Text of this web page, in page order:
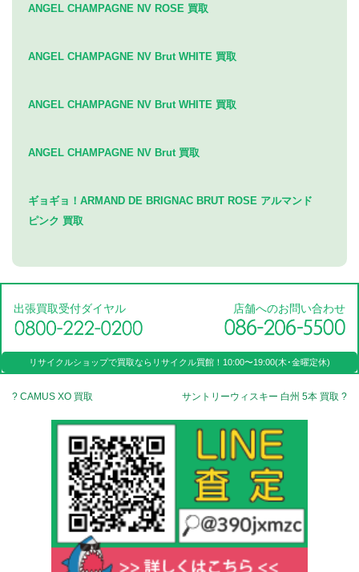
ANGEL CHAMPAGNE NV ROSE 買取
ANGEL CHAMPAGNE NV Brut WHITE 買取
ANGEL CHAMPAGNE NV Brut WHITE 買取
ANGEL CHAMPAGNE NV Brut 買取
ギョギョ！ARMAND DE BRIGNAC BRUT ROSE アルマンド
ピンク 買取
出張買取受付ダイヤル 店舗へのお問い合わせ
リサイクルショップで買取なら リサイクル買館！ 10:00〜19:00(木･金曜定休)
? CAMUS XO 買取 サントリーウィスキー 白州 5本 買取 ?